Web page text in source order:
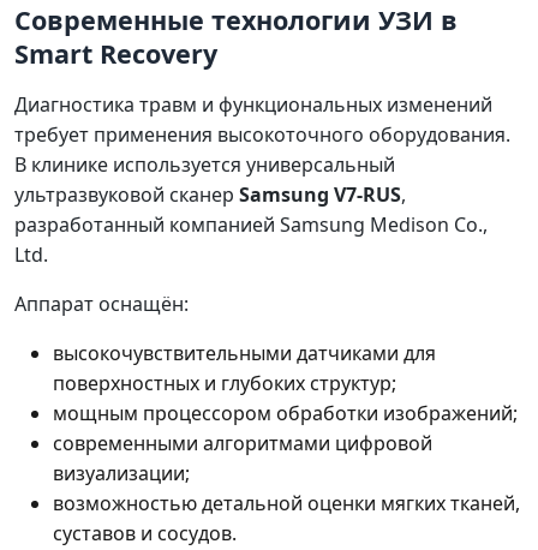
Современные технологии УЗИ в
Smart Recovery
Диагностика травм и функциональных изменений
требует применения высокоточного оборудования.
В клинике используется универсальный
ультразвуковой сканер Samsung V7-RUS,
разработанный компанией Samsung Medison Co.,
Ltd.
Аппарат оснащён:
высокочувствительными датчиками для
поверхностных и глубоких структур;
мощным процессором обработки изображений;
современными алгоритмами цифровой
визуализации;
возможностью детальной оценки мягких тканей,
суставов и сосудов.